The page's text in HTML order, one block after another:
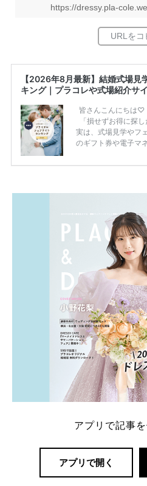
https://dressy.pla-
【2026年8月最新】結婚式場見
キング｜プラコレや式場紹介サ
皆さんこんにちは♡
「損せずお得に探
実は、式場見学やフ
のギフト券や電子マ
ため、比較せずに
一番お得？」「プラ
解決します。 まず
ング診断」
アプリで記事
アプリで開く